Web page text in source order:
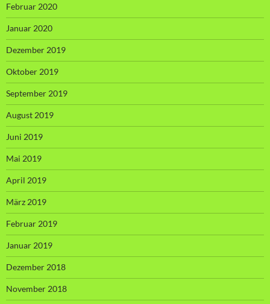
Februar 2020
Januar 2020
Dezember 2019
Oktober 2019
September 2019
August 2019
Juni 2019
Mai 2019
April 2019
März 2019
Februar 2019
Januar 2019
Dezember 2018
November 2018